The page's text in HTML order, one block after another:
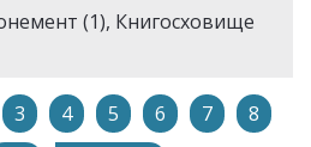
(1), Книгосховище
3 4 5 6 7
8